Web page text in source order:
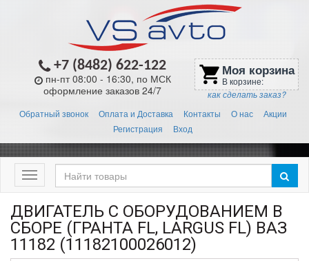
+7 (8482) 622-122
пн-пт 08:00 - 16:30, по МСК
оформление заказов 24/7
shopping_cart Моя корзина
В корзине:
как сделать заказ?
Обратный звонок Оплата и Доставка Контакты О нас
Акции
Регистрация
Вход
Меню
ДВИГАТЕЛЬ С ОБОРУДОВАНИЕМ В
СБОРЕ (ГРАНТА FL, LARGUS FL) ВАЗ
11182 (11182100026012)